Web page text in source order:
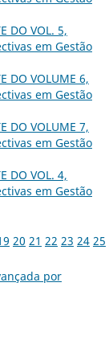
DO VOL. 5,
em Gestão
DO VOLUME 6,
em Gestão
DO VOLUME 7,
em Gestão
DO VOL. 4,
em Gestão
20 21 22 23 24 25
por